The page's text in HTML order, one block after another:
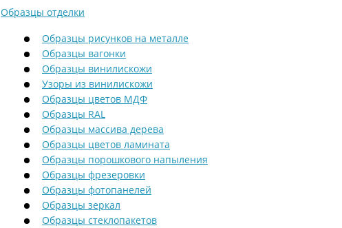
Образцы отделки
Образцы рисунков на металле
Образцы вагонки
Образцы винилискожи
Узоры из винилискожи
Образцы цветов МДФ
Образцы RAL
Образцы массива дерева
Образцы цветов ламината
Образцы порошкового напыления
Образцы фрезеровки
Образцы фотопанелей
Образцы зеркал
Образцы стеклопакетов